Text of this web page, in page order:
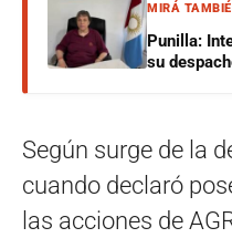
MIRÁ
Punilla:
su
Según surge de la
cuando declaró
las acciones de